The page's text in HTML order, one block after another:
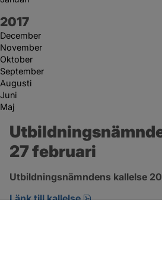
År:
2017
December
November
Oktober
September
Augusti
Juni
Maj
27 februari
Utbildningsnämndens kallelse
Länk till kallelse
pdf, öppnas i